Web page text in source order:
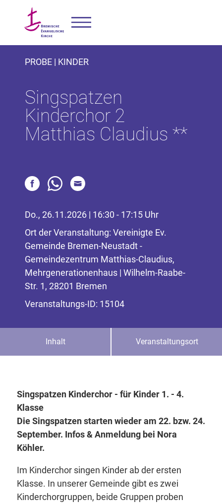
PROBE | KINDER
Singspatzen
Kinderchor 2
Matthias Claudius **
Do., 26.11.2026 | 16:30 - 17:15 Uhr
Ort der Veranstaltung: Vereinigte Ev.
Gemeinde Bremen-Neustadt -
Gemeindezentrum Matthias-Claudius,
Mehrgenerationenhaus | Wilhelm-Raabe-
Str. 1, 28201 Bremen
Veranstaltungs-ID: 15104
Inhalt Veranstaltungsort
Singspatzen Kinderchor - für Kinder 1. - 4.
Klasse
Die Singspatzen starten wieder am 22. bzw. 24.
September. Infos & Anmeldung bei Nora
Köhler.
Im Kinderchor singen Kinder ab der ersten
Klasse. In unserer Gemeinde gibt es zwei
Kinderchorgruppen, beide Gruppen proben